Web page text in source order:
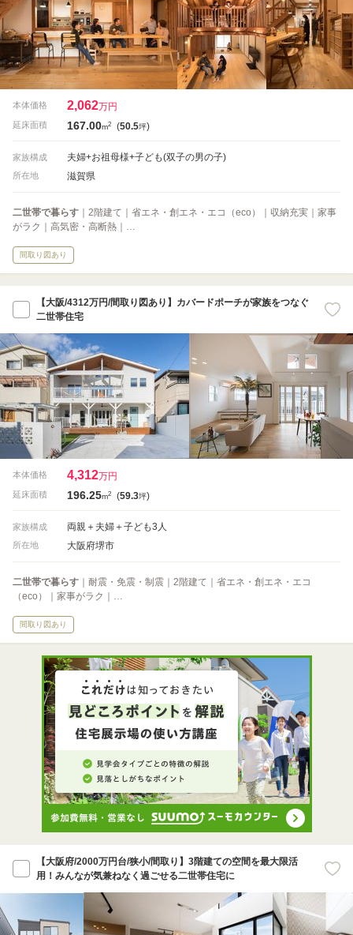
本体価格 2,062万円
延床面積 167.00m2 (50.5坪)
家族構成 夫婦+お祖母様+子ども(双子の男の子)
所在地 滋賀県
二世帯で暮らす ｜2階建て｜省エネ・創エネ・エコ（eco）｜収納充実｜家事
がラク｜高気密・高断熱｜…
間取り図あり
【大阪/4312万円/間取り図あり】カバードポーチが家族をつなぐ
二世帯住宅
本体価格 4,312万円
延床面積 196.25m2 (59.3坪)
家族構成 両親＋夫婦＋子ども3人
所在地 大阪府堺市
二世帯で暮らす ｜耐震・免震・制震｜2階建て｜省エネ・創エネ・エコ
（eco）｜家事がラク｜…
間取り図あり
【大阪府/2000万円台/狭小/間取り】3階建ての空間を最大限活
用！みんなが気兼ねなく過ごせる二世帯住宅に